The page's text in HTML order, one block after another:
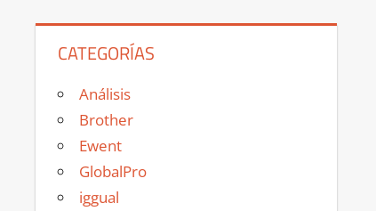
CATEGORÍAS
Análisis
Brother
Ewent
GlobalPro
iggual